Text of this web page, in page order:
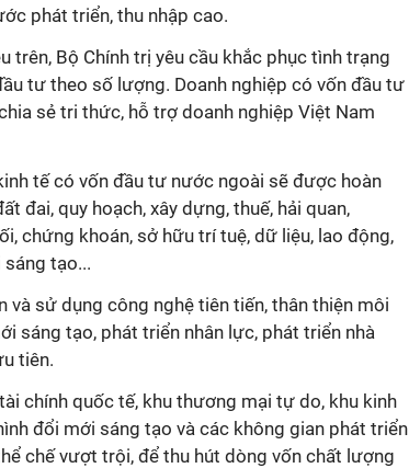
phát triển, thu nhập cao.
trên, Bộ Chính trị yêu cầu khắc phục tình trạng
tư theo số lượng. Doanh nghiệp có vốn đầu tư
sẻ tri thức, hỗ trợ doanh nghiệp Việt Nam
tế có vốn đầu tư nước ngoài sẽ được hoàn
đai, quy hoạch, xây dựng, thuế, hải quan,
chứng khoán, sở hữu trí tuệ, dữ liệu, lao động,
tạo...
và sử dụng công nghệ tiên tiến, thân thiện môi
sáng tạo, phát triển nhân lực, phát triển nhà
tiên.
chính quốc tế, khu thương mại tự do, khu kinh
đổi mới sáng tạo và các không gian phát triển
chế vượt trội, để thu hút dòng vốn chất lượng